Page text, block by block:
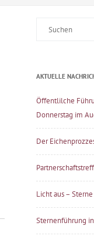
AKTUELLE
Öffentlilche
Donnerstag im
Der
Licht aus –
Sternenführung